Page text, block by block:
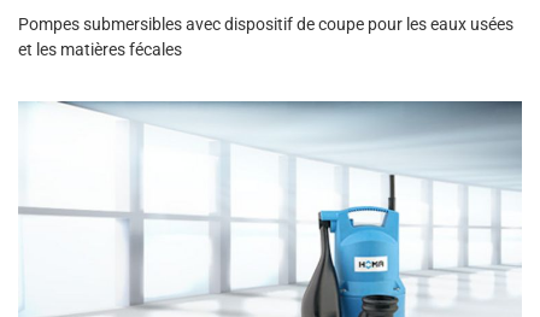
Pompes submersibles avec dispositif de coupe pour les eaux usées
et les matières fécales